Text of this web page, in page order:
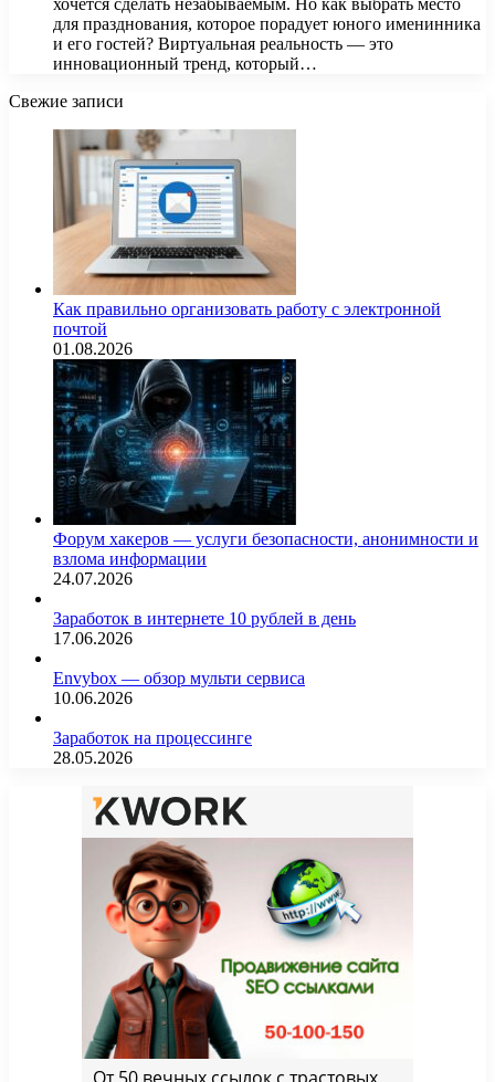
для празднования, которое порадует юного именинника
и его гостей? Виртуальная реальность — это
инновационный тренд, который…
Свежие записи
Как правильно организовать работу с электронной
почтой
01.08.2026
Форум хакеров — услуги безопасности, анонимности и
взлома информации
24.07.2026
Заработок в интернете 10 рублей в день
17.06.2026
Envybox — обзор мульти сервиса
10.06.2026
Заработок на процессинге
28.05.2026